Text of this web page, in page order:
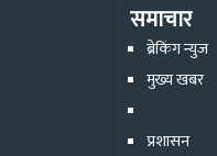
समाचार
ब्रेकिंग न्युज
मुख्य खबर
प्रशासन